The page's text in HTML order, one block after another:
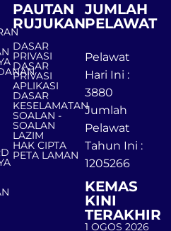
PAUTAN
RUJUKAN
DASAR
PRIVASI
DASAR
PRIVASI
APLIKASI
DASAR
KESELAMATAN
SOALAN -
SOALAN
LAZIM
HAK CIPTA
PETA LAMAN
JUMLAH
PELAWAT
Pelawat
Hari Ini :
3880
Jumlah
Pelawat
Tahun Ini :
1205266
KEMAS
KINI
TERAKHIR
1 OGOS 2026